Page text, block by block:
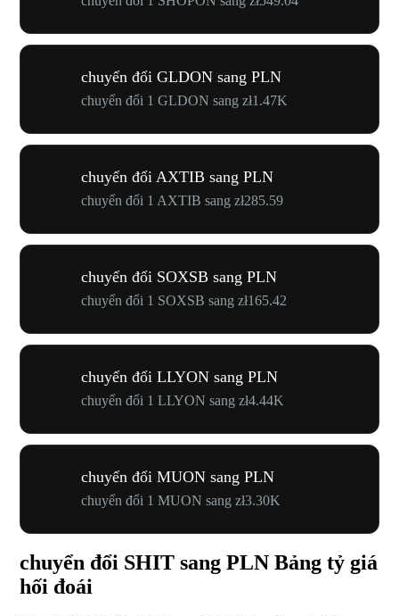
chuyển đổi GLDON sang PLN
chuyển đổi 1 GLDON sang zł1.47K
chuyển đổi AXTIB sang PLN
chuyển đổi 1 AXTIB sang zł285.59
chuyển đổi SOXSB sang PLN
chuyển đổi 1 SOXSB sang zł165.42
chuyển đổi LLYON sang PLN
chuyển đổi 1 LLYON sang zł4.44K
chuyển đổi MUON sang PLN
chuyển đổi 1 MUON sang zł3.30K
chuyển đổi SHIT sang PLN Bảng tỷ giá
hối đoái